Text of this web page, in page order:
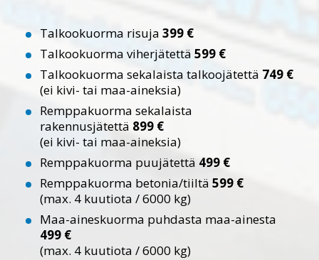
Talkookuorma risuja399 €
Talkookuorma viherjätettä599 €
Talkookuorma sekalaista talkoojätettä 749 €
(ei kivi- tai maa-aineksia)
Remppakuorma sekalaista
rakennusjätettä 899 €
(ei kivi- tai maa-aineksia)
Remppakuorma puujätettä 499 €
Remppakuorma betonia/tiiltä599 €
(max. 4 kuutiota / 6000 kg)
Maa-aineskuorma puhdasta maa-ainesta
499 €
(max. 4 kuutiota / 6000 kg)